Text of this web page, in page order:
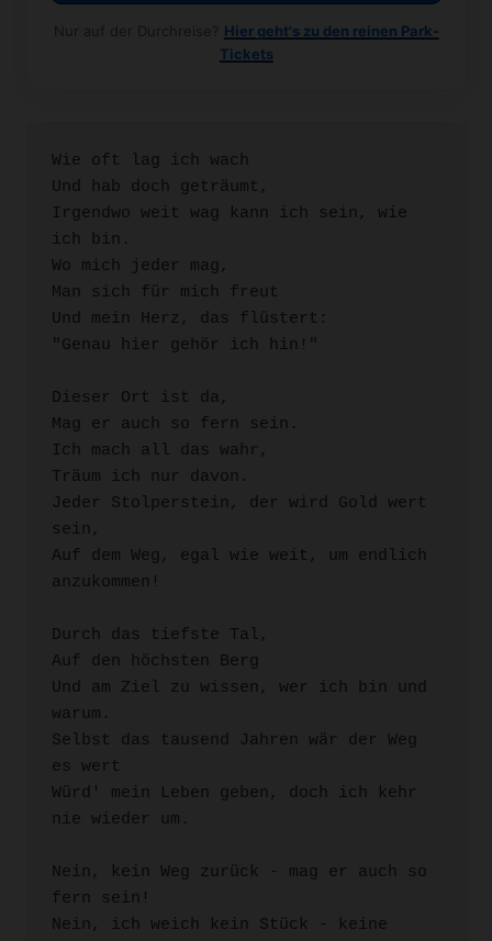
Nur auf der Durchreise? Hier geht's zu den reinen Park-
Tickets
Wie oft lag ich wach
Und hab doch geträumt,
Irgendwo weit wag kann ich sein, wie
ich bin.
Wo mich jeder mag,
Man sich für mich freut
Und mein Herz, das flüstert:
"Genau hier gehör ich hin!"
Dieser Ort ist da,
Mag er auch so fern sein.
Ich mach all das wahr,
Träum ich nur davon.
Jeder Stolperstein, der wird Gold wert
sein,
Auf dem Weg, egal wie weit, um endlich
anzukommen!
Durch das tiefste Tal,
Auf den höchsten Berg
Und am Ziel zu wissen, wer ich bin und
warum.
Selbst das tausend Jahren wär der Weg
es wert
Würd' mein Leben geben, doch ich kehr
nie wieder um.
Nein, kein Weg zurück - mag er auch so
fern sein!
Nein, ich weich kein Stück - keine